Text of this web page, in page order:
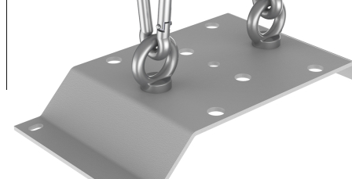
Ripustuskiinnike XENRE-valaisimelle
Kaksipistekiinnitys kahdella karabiinihaalla
Lenkki ja mutteri sähkösinkittyä terästä
Levyosa polyesteripinnoitettua alumiinia